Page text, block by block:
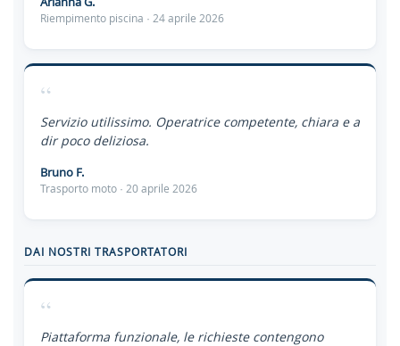
Riempimento piscina · 24 aprile 2026
“
Servizio utilissimo. Operatrice competente, chiara e a
dir poco deliziosa.
Bruno F.
Trasporto moto · 20 aprile 2026
DAI NOSTRI TRASPORTATORI
“
Piattaforma funzionale, le richieste contengono